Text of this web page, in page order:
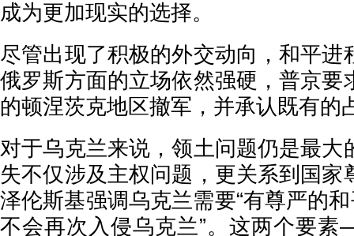
成为更加现实的选择。
尽管出现了积极的外交动向，和平进
俄罗斯方面的立场依然强硬，普京要
的顿涅茨克地区撤军，并承认既有的
对于乌克兰来说，领土问题仍是最大
失不仅涉及主权问题，更关系到国家
泽伦斯基强调乌克兰需要“有尊严的
不会再次入侵乌克兰”。这两个要